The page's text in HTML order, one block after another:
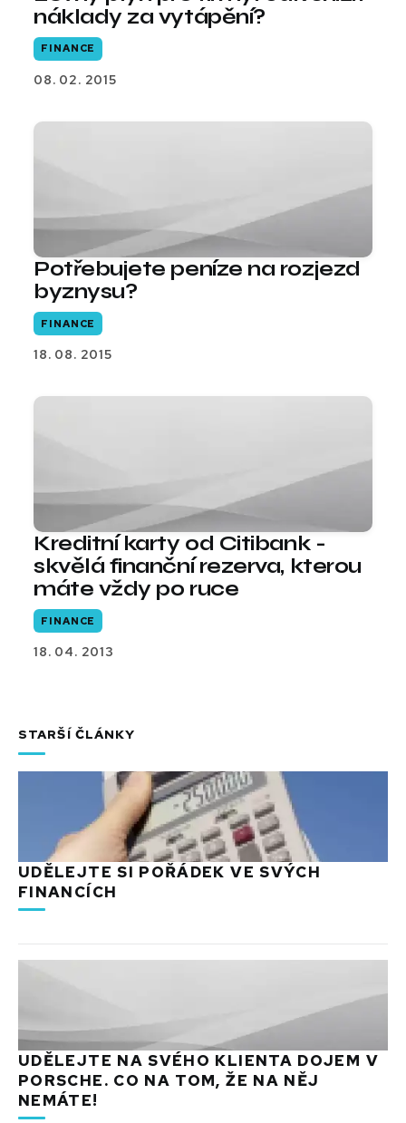
náklady za vytápění?
FINANCE
08. 02. 2015
Potřebujete peníze na rozjezd
byznysu?
FINANCE
18. 08. 2015
Kreditní karty od Citibank -
skvělá finanční rezerva, kterou
máte vždy po ruce
FINANCE
18. 04. 2013
STARŠÍ ČLÁNKY
UDĚLEJTE SI POŘÁDEK VE SVÝCH
FINANCÍCH
UDĚLEJTE NA SVÉHO KLIENTA DOJEM V
PORSCHE. CO NA TOM, ŽE NA NĚJ
NEMÁTE!